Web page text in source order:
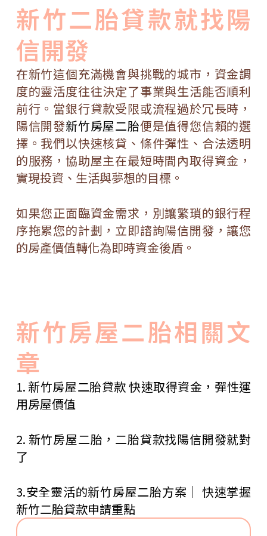
新竹二胎貸款就找陽
信開發
在新竹這個充滿機會與挑戰的城市，資金調
度的靈活度往往決定了事業與生活能否順利
前行。當銀行貸款受限或流程過於冗長時，
陽信開發新竹房屋二胎便是值得您信賴的選
擇。我們以快速核貸、條件彈性、合法透明
的服務，協助屋主在最短時間內取得資金，
實現投資、生活與夢想的目標。
如果您正面臨資金需求，別讓繁瑣的銀行程
序拖累您的計劃，立即諮詢陽信開發，讓您
的房產價值轉化為即時資金後盾。
新竹房屋二胎相關文
章
1. 新竹房屋二胎貸款 快速取得資金，彈性運
用房屋價值
2. 新竹房屋二胎，二胎貸款找陽信開發就對
了
3.安全靈活的新竹房屋二胎方案｜ 快速掌握
新竹二胎貸款申請重點